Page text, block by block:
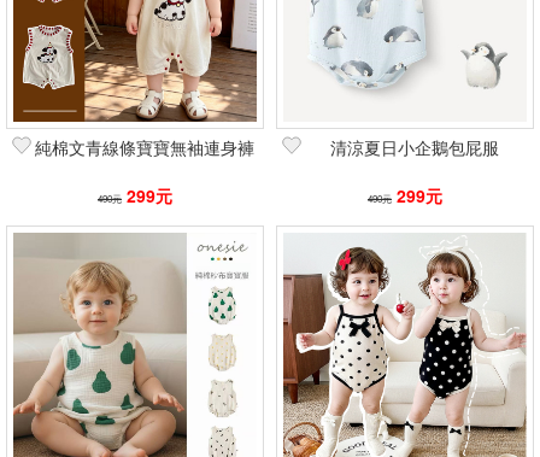
篩選
純棉文青線條寶寶無袖連身褲
490元 299元
清涼夏日小企鵝包屁服
490元 299元